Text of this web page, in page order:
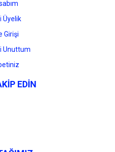
Üyelik
Girişi
Unuttum
EDİN